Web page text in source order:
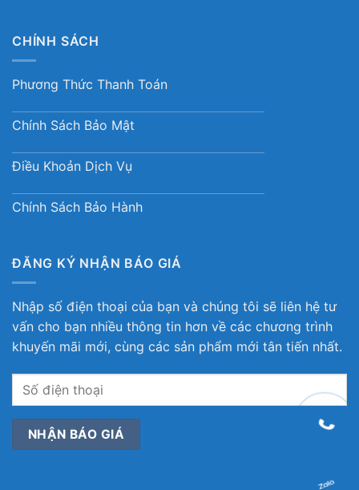
CHÍNH SÁCH
Phương Thức Thanh Toán
Chính Sách Bảo Mật
Điều Khoản Dịch Vụ
Chính Sách Bảo Hành
ĐĂNG KÝ NHẬN BÁO GIÁ
Nhập số điện thoại của bạn và chúng tôi sẽ liên hệ tư
vấn cho bạn nhiều thông tin hơn về các chương trình
khuyến mãi mới, cùng các sản phẩm mới tân tiến nhất.